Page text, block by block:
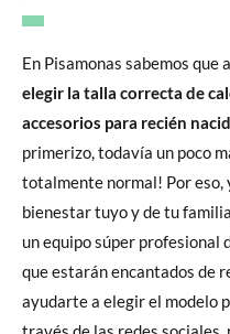
En Pisamonas sabemos que
elegir la talla correcta de
accesorios para recién
primerizo, todavía un poco
totalmente normal! Por eso,
bienestar tuyo y de tu
un equipo súper profesional
que estarán encantados de
ayudarte a elegir el modelo